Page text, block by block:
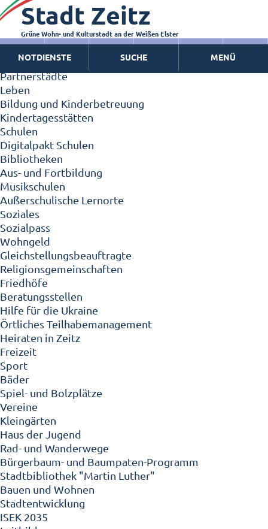
Zeitz - Die Kleinstadt
Willkommen in Zeitz!
Interview mit Oberbürgermeister Christian Thieme
Zeitz - Stadt der Zukunft
Ortschaften
Partnerstädte
Leben
Bildung und Kinderbetreuung
Kindertagesstätten
Schulen
Digitalpakt Schulen
Bibliotheken
Aus- und Fortbildung
Musikschulen
Außerschulische Lernorte
Soziales
Sozialpass
Wohngeld
Gleichstellungsbeauftragte
Religionsgemeinschaften
Friedhöfe
Beratungsstellen
Hilfe für die Ukraine
Örtliches Teilhabemanagement
Heiraten in Zeitz
Freizeit
Sport
Bäder
Spiel- und Bolzplätze
Vereine
Kleingärten
Haus der Jugend
Rad- und Wanderwege
Bürgerbaum- und Baumpaten-Programm
Stadtbibliothek "Martin Luther"
Bauen und Wohnen
Stadtentwicklung
ISEK 2035
Stadt Zeitz
Grüne Wohn- und Kulturstadt an der Weißen Elster
NOTDIENSTE SUCHE MENÜ